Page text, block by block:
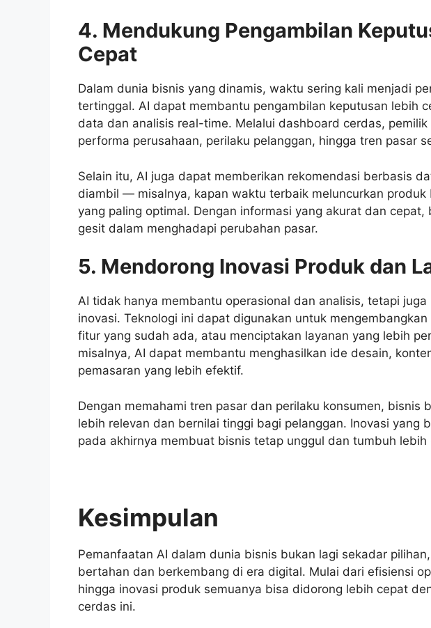
4. Mendukung Pengambilan
Cepat
Dalam dunia bisnis yang dinamis, waktu sering kali menjadi
tertinggal. AI dapat membantu pengambilan keputusan lebih
data dan analisis real-time. Melalui dashboard cerdas,
performa perusahaan, perilaku pelanggan, hingga tren pasar
Selain itu, AI juga dapat memberikan rekomendasi berbasis
diambil — misalnya, kapan waktu terbaik meluncurkan produk
yang paling optimal. Dengan informasi yang akurat dan
gesit dalam menghadapi perubahan pasar.
5. Mendorong Inovasi Produk dan
AI tidak hanya membantu operasional dan analisis, tetapi
inovasi. Teknologi ini dapat digunakan untuk
fitur yang sudah ada, atau menciptakan layanan yang lebih
misalnya, AI dapat membantu menghasilkan ide desain,
pemasaran yang lebih efektif.
Dengan memahami tren pasar dan perilaku konsumen, bisnis
lebih relevan dan bernilai tinggi bagi pelanggan. Inovasi yang
pada akhirnya membuat bisnis tetap unggul dan tumbuh
Kesimpulan
Pemanfaatan AI dalam dunia bisnis bukan lagi sekadar
bertahan dan berkembang di era digital. Mulai dari efisiensi
hingga inovasi produk semuanya bisa didorong lebih cepat
cerdas ini.